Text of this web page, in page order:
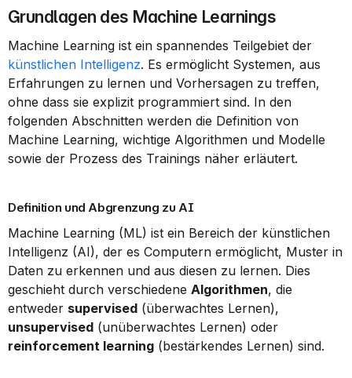
Grundlagen des Machine Learnings
künstlichen Intelligenz. Es ermöglicht Systemen, aus
Erfahrungen zu lernen und Vorhersagen zu treffen,
ohne dass sie explizit programmiert sind. In den
folgenden Abschnitten werden die Definition von
Machine Learning, wichtige Algorithmen und Modelle
sowie der Prozess des Trainings näher erläutert.
Definition und Abgrenzung zu AI
Machine Learning (ML) ist ein Bereich der künstlichen
Intelligenz (AI), der es Computern ermöglicht, Muster in
Daten zu erkennen und aus diesen zu lernen. Dies
geschieht durch verschiedene Algorithmen, die
entweder supervised
unsupervised
reinforcement learning (bestärkendes Lernen) sind.